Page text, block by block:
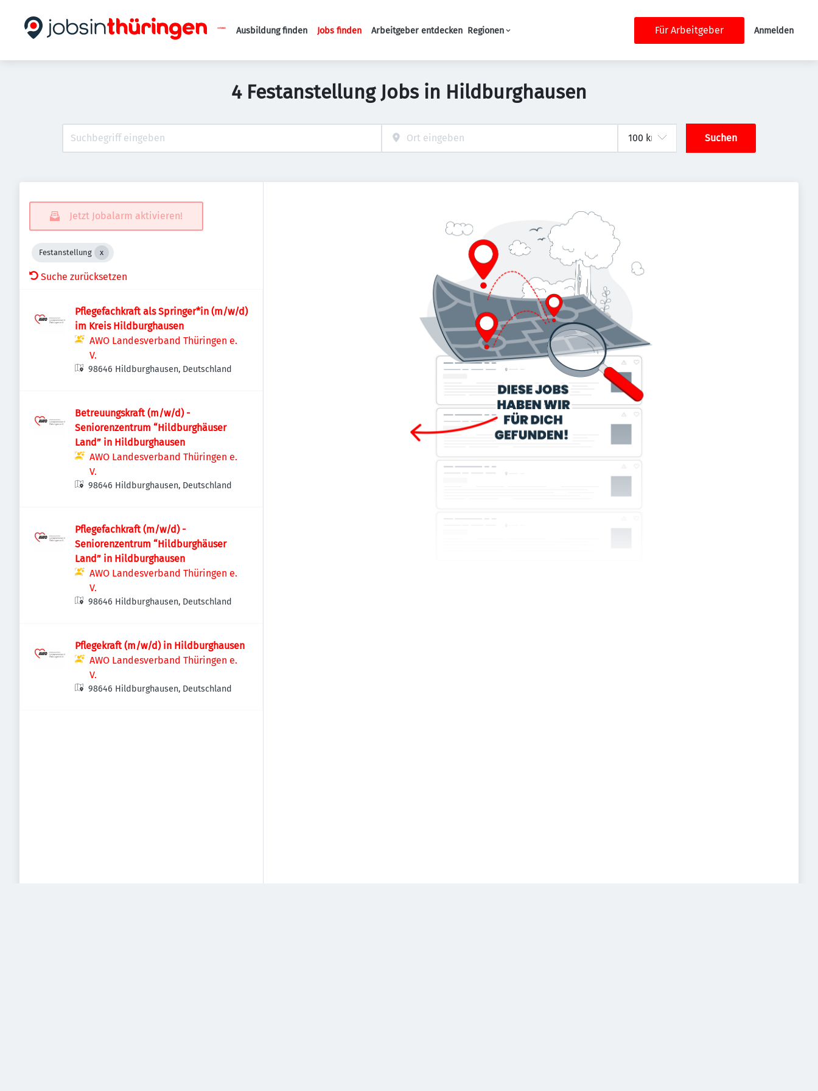
Haupt-Navigation
Ausbildung finden Jobs finden Arbeitgeber entdecken Regionen Für Arbeitgeber Anmelden
4 Festanstellung Jobs in Hildburghausen
Suchen
Jetzt Jobalarm aktivieren!
Festanstellung
Suche zurücksetzen
Pflegefachkraft als Springer*in (m/w/d)
im Kreis Hildburghausen
AWO Landesverband Thüringen e.
V.
98646 Hildburghausen, Deutschland
Betreuungskraft (m/w/d) -
Seniorenzentrum “Hildburghäuser
Land” in Hildburghausen
AWO Landesverband Thüringen e.
V.
98646 Hildburghausen, Deutschland
Pflegefachkraft (m/w/d) -
Seniorenzentrum “Hildburghäuser
Land” in Hildburghausen
AWO Landesverband Thüringen e.
V.
98646 Hildburghausen, Deutschland
Pflegekraft (m/w/d) in Hildburghausen
AWO Landesverband Thüringen e.
V.
98646 Hildburghausen, Deutschland